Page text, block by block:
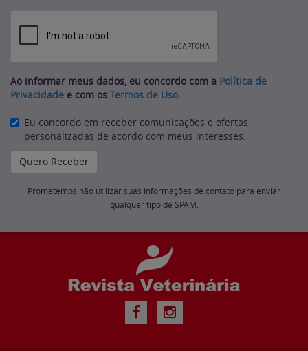
Ao informar meus dados, eu concordo com a Política de
Privacidade e com os Termos de Uso.
Eu concordo em receber comunicações e ofertas
personalizadas de acordo com meus interesses.
Prometemos não utilizar suas informações de contato para enviar
qualquer tipo de SPAM.